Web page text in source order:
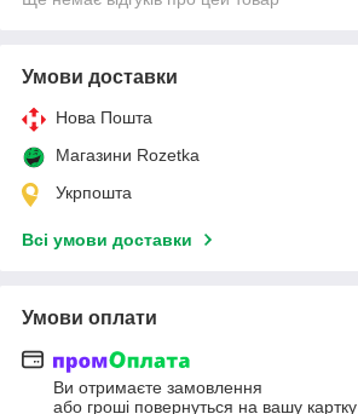
Умови доставки
Нова Пошта
Магазини Rozetka
Укрпошта
Всі умови доставки
Умови оплати
Ви отримаєте замовлення
або гроші повернуться на вашу картку